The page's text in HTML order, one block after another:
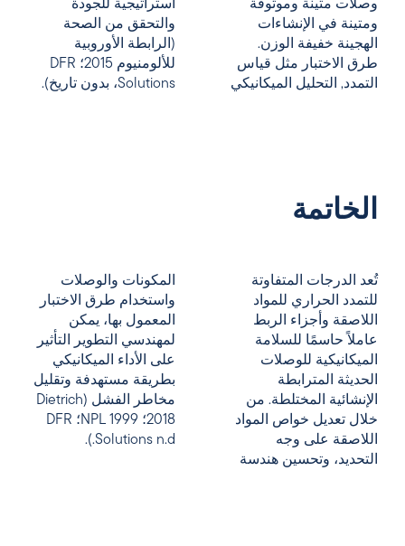
وصلات متينة وموثوقة
ومتينة في الإنشاءات
الهجينة خفيفة الوزن.
طرق الاختبار مثل قياس
التمدد, التحليل الميكانيكي
استراتيجية للجودة
والتحقق من الصحة
(الرابطة الأوروبية
للألومنيوم 2015؛ DFR
Solutions، بدون تاريخ).
الخاتمة
تُعد الدرجات المتفاوتة
للتمدد الحراري للمواد
اللاصقة وأجزاء الربط
عاملاً حاسمًا للسلامة
الميكانيكية للوصلات
الحديثة المترابطة
الإنشائية المختلطة. من
خلال تعديل خواص المواد
اللاصقة على وجه
التحديد، وتحسين هندسة
المكونات والوصلات
واستخدام طرق الاختبار
المعمول بها، يمكن
لمهندسي التطوير التأثير
على الأداء الميكانيكي
بطريقة مستهدفة وتقليل
مخاطر الفشل (Dietrich
2018؛ NPL 1999؛ DFR
Solutions n.d.).